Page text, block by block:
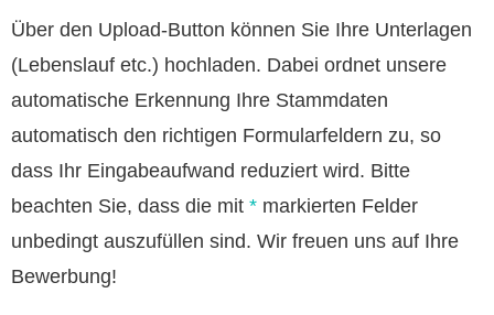
Über den Upload-Button können Sie Ihre Unterlagen
(Lebenslauf etc.) hochladen. Dabei ordnet unsere
automatische Erkennung Ihre Stammdaten
automatisch den richtigen Formularfeldern zu, so
dass Ihr Eingabeaufwand reduziert wird. Bitte
beachten Sie, dass die mit * markierten Felder
unbedingt auszufüllen sind. Wir freuen uns auf Ihre
Bewerbung!